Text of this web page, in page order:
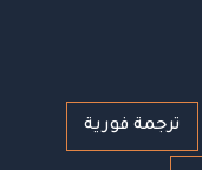
ترجمة فورية